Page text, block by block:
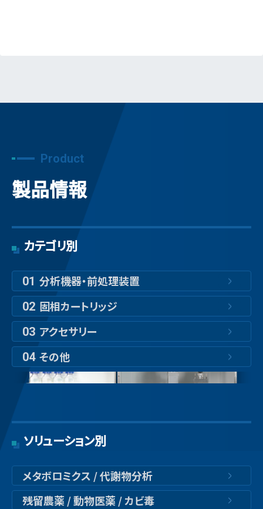
Product
製品情報
カテゴリ別
01 分析機器・前処理装置
02 固相カートリッジ
03 アクセサリー
04 その他
ソリューション別
メタボロミクス / 代謝物分析
残留農薬 / 動物医薬 / カビ毒